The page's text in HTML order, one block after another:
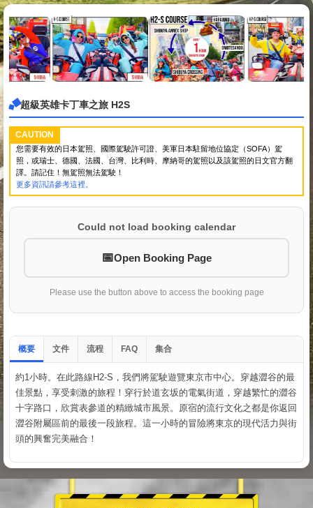
超級英雄卡丁車之旅 H2S
CAUTION
您需要有效的日本駕照、國際駕駛許可證、美軍日本駐留地位協定（SOFA）駕
照，或瑞士、德國、法國、台灣、比利時、摩納哥的駕照以及該駕照的日文官方翻
譯。請記住！無駕照無法駕駛！
更多資訊請參考這裡。
Could not load booking calendar
Open Booking Page
Please use the button above to access the booking page
概要 文件 流程 FAQ 集合
約1小時。在此路線H2-S，我們將駕駛遊覽東京市中心。穿越澀谷的最
佳景點，享受刺激的旅程！穿行於道玄坂的電氣街道，穿越繁忙的澀谷
十字路口，欣賞表參道的精緻城市風景。原宿的流行文化之都是你返回
澀谷附屬區前的最後一段旅程。這一小時的冒險將東京的現代活力與街
頭的興奮完美融合！